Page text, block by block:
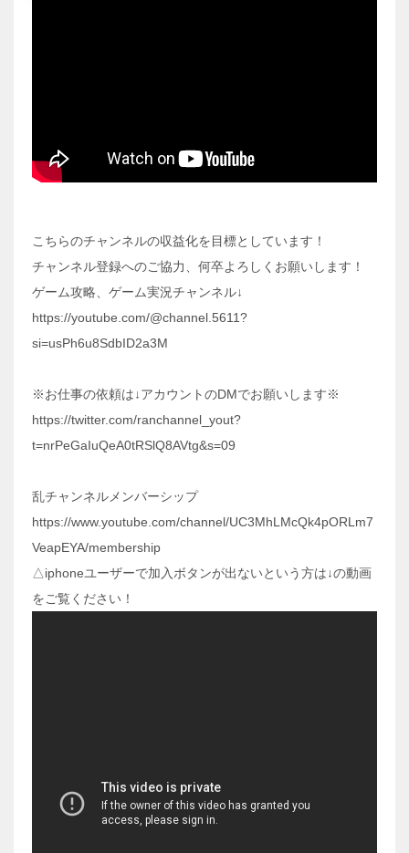
こちらのチャンネルの収益化を目標としています！
チャンネル登録へのご協力、何卒よろしくお願いします！
ゲーム攻略、ゲーム実況チャンネル↓
https://youtube.com/@channel.5611?
si=usPh6u8SdbID2a3M
※お仕事の依頼は↓アカウントのDMでお願いします※
https://twitter.com/ranchannel_yout?
t=nrPeGaIuQeA0tRSlQ8AVtg&s=09
乱チャンネルメンバーシップ
https://www.youtube.com/channel/UC3MhLMcQk4pORLm7
VeapEYA/membership
△iphoneユーザーで加入ボタンが出ないという方は↓の動画
をご覧ください！